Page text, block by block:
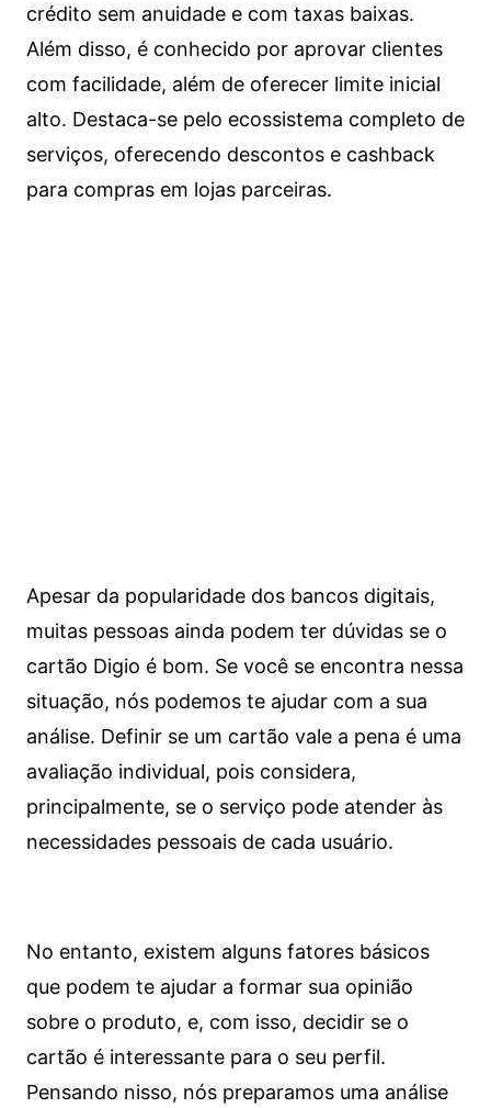
crédito sem anuidade e com taxas baixas.
Além disso, é conhecido por aprovar clientes
com facilidade, além de oferecer limite inicial
alto. Destaca-se pelo ecossistema completo de
serviços, oferecendo descontos e cashback
para compras em lojas parceiras.
Apesar da popularidade dos bancos digitais,
muitas pessoas ainda podem ter dúvidas se o
cartão Digio é bom. Se você se encontra nessa
situação, nós podemos te ajudar com a sua
análise. Definir se um cartão vale a pena é uma
avaliação individual, pois considera,
principalmente, se o serviço pode atender às
necessidades pessoais de cada usuário.
No entanto, existem alguns fatores básicos
que podem te ajudar a formar sua opinião
sobre o produto, e, com isso, decidir se o
cartão é interessante para o seu perfil.
Pensando nisso, nós preparamos uma análise